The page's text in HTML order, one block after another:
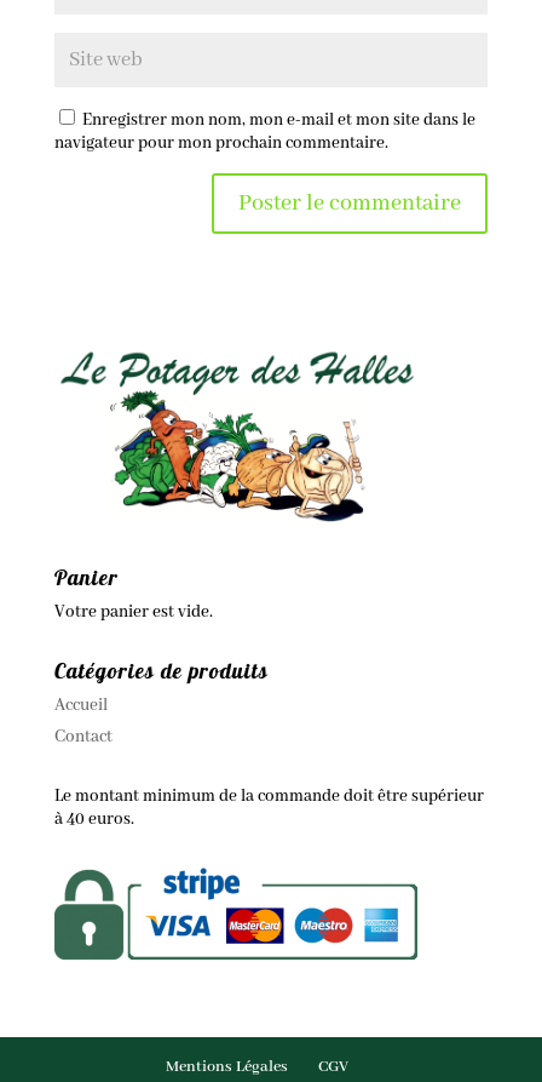
Enregistrer mon nom, mon e-mail et mon site dans le
navigateur pour mon prochain commentaire.
Panier
Votre panier est vide.
Catégories de produits
Accueil
Contact
Le montant minimum de la commande doit être supérieur
à 40 euros.
Mentions Légales CGV